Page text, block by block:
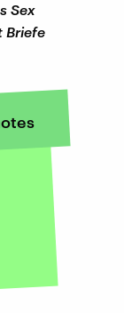
Sex
Briefe